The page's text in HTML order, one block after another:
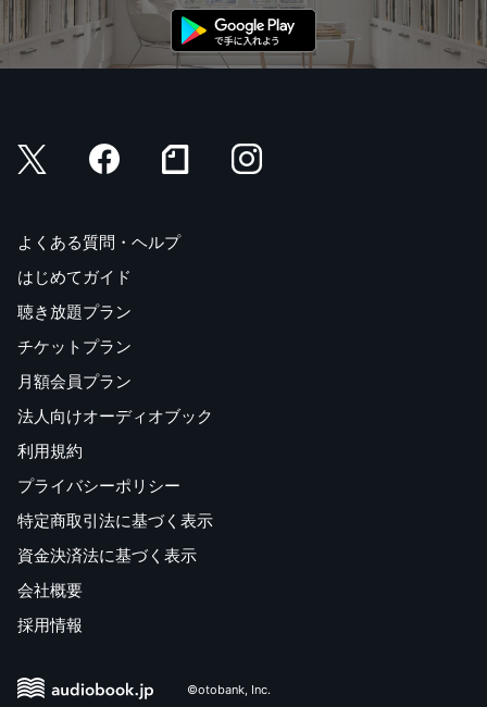
よくある質問・ヘルプ
はじめてガイド
聴き放題プラン
チケットプラン
月額会員プラン
法人向けオーディオブック
利用規約
プライバシーポリシー
特定商取引法に基づく表示
資金決済法に基づく表示
会社概要
採用情報
©otobank, Inc.